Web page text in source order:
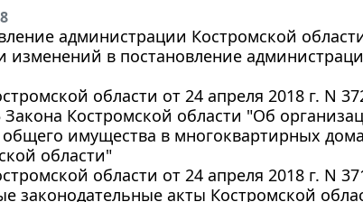
администрации Костромской
изменений в постановление
области от 24 апреля 2018 г. N
Закона Костромской области "Об
имущества в многоквартирных
области"
области от 24 апреля 2018 г. N
законодательные акты Костромской